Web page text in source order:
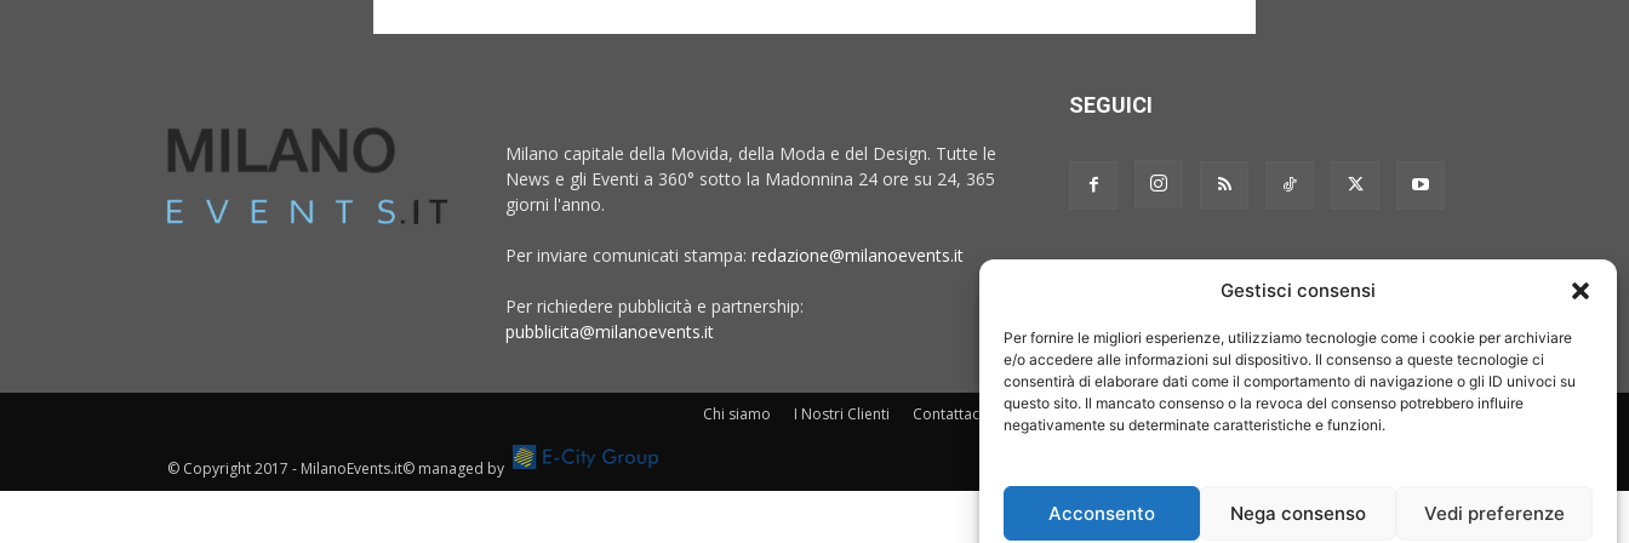
Gestisci consensi
Per fornire le migliori esperienze, utilizziamo tecnologie come i cookie per archiviare
e/o accedere alle informazioni sul dispositivo. Il consenso a queste tecnologie ci
consentirà di elaborare dati come il comportamento di navigazione o gli ID univoci su
questo sito. Il mancato consenso o la revoca del consenso potrebbero influire
negativamente su determinate caratteristiche e funzioni.
Acconsento Nega consenso Vedi preferenze
Milano capitale della Movida, della Moda e del Design. Tutte le
News e gli Eventi a 360° sotto la Madonnina 24 ore su 24, 365
giorni l'anno.
Per inviare comunicati stampa: redazione@milanoevents.it
Per richiedere pubblicità e partnership:
pubblicita@milanoevents.it
SEGUICI
Chi siamo I Nostri Clienti Contattaci Collabora con noi Pubblicità Privacy policy Linee editoriali
© Copyright 2017 - MilanoEvents.it© managed by